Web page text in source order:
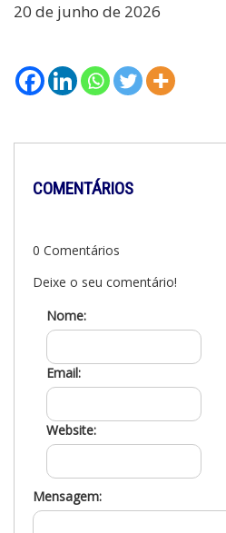
20 de junho de 2026
COMENTÁRIOS
0 Comentários
Deixe o seu comentário!
Nome:
Email:
Website:
Mensagem: